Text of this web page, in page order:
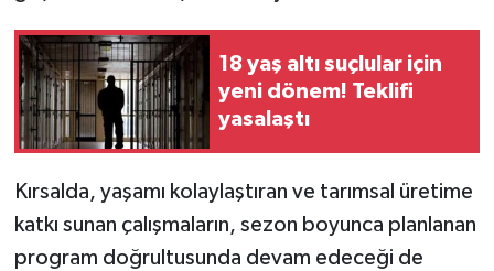
18 yaş altı suçlular için
yeni dönem! Teklifi
yasalaştı
Kırsalda, yaşamı kolaylaştıran ve tarımsal üretime
katkı sunan çalışmaların, sezon boyunca planlanan
program doğrultusunda devam edeceği de